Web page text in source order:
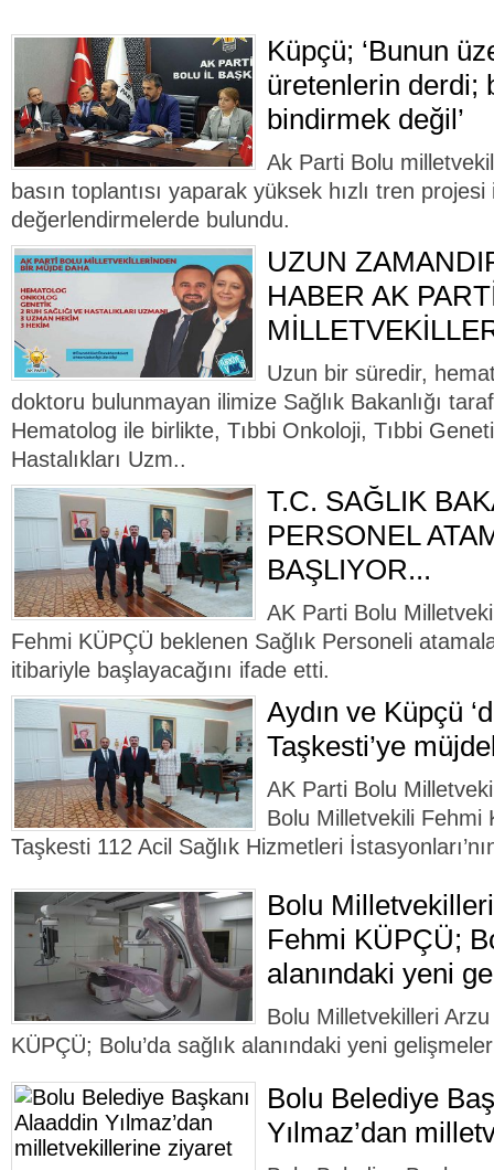
Küpçü; ‘Bunun
üretenlerin derdi;
bindirmek değil’
Ak Parti Bolu
basın toplantısı yaparak yüksek hızlı tren projesi
değerlendirmelerde bulundu.
UZUN
HABER AK
Uzun bir süredir,
doktoru bulunmayan ilimize Sağlık Bakanlığı
Hematolog ile birlikte, Tıbbi Onkoloji, Tıbbi
Hastalıkları Uzm..
T.C. SAĞLIK
PERSONEL
BAŞLIYOR...
AK Parti Bolu
Fehmi KÜPÇÜ beklenen Sağlık Personeli
itibariyle başlayacağını ifade etti.
Aydın ve Küpçü
Taşkesti’ye
AK Parti Bolu
Bolu Milletvekili Fehmi
Taşkesti 112 Acil Sağlık Hizmetleri
Bolu
Fehmi KÜPÇÜ;
alanındaki yeni
Bolu Milletvekilleri
KÜPÇÜ; Bolu’da sağlık alanındaki yeni
Bolu Belediye
Yılmaz’dan